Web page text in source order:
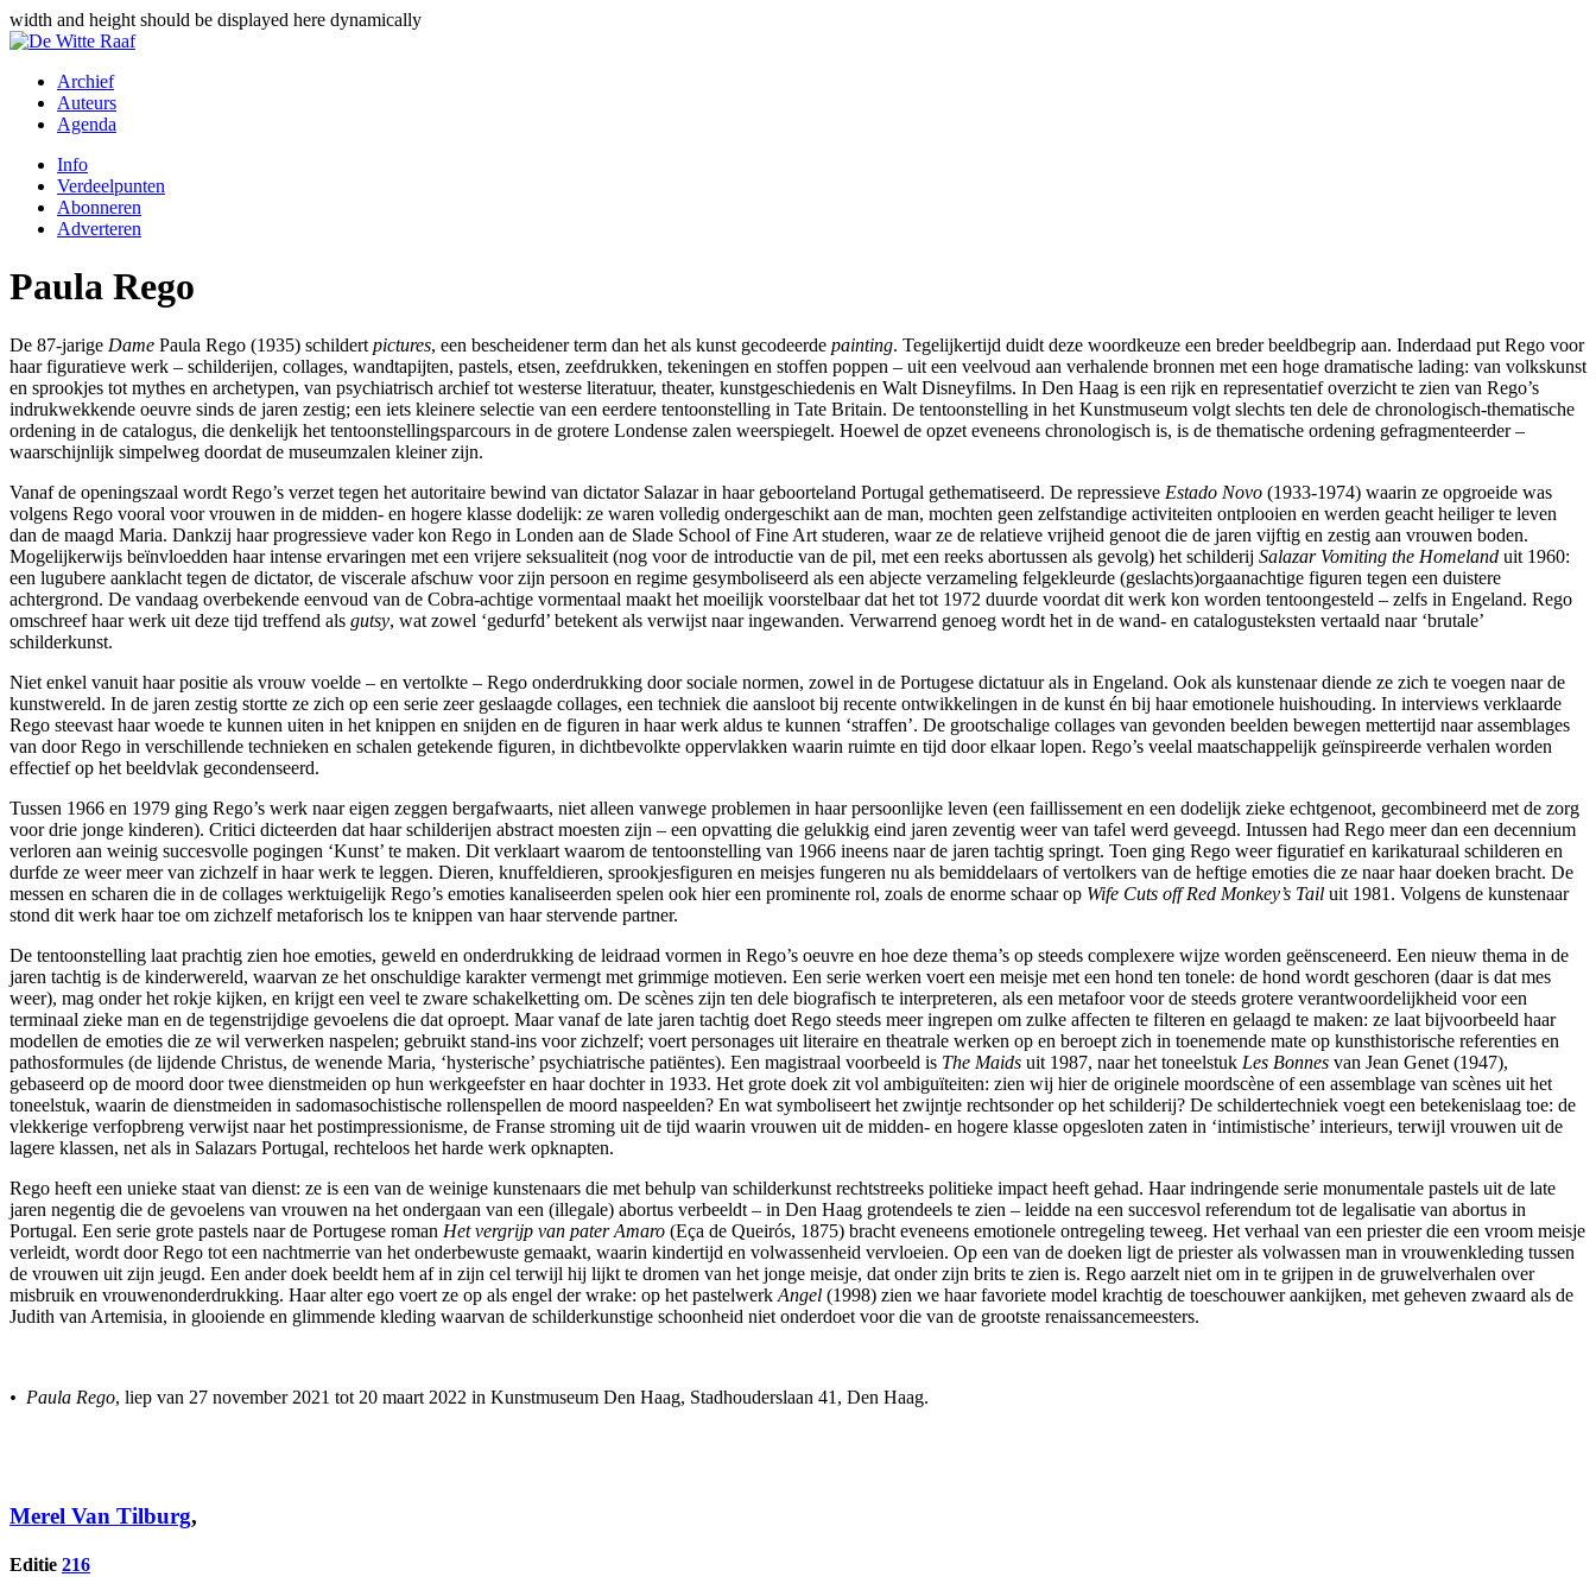
width and height should be displayed here dynamically
Archief
Auteurs
Agenda
Info
Verdeelpunten
Abonneren
Adverteren
Paula Rego
De 87-jarige Dame Paula Rego (1935) schildert pictures, een bescheidener term dan het als kunst gecodeerde painting. Tegelijkertijd duidt deze woordkeuze een breder beeldbegrip aan. Inderdaad put Rego voor
haar figuratieve werk – schilderijen, collages, wandtapijten, pastels, etsen, zeefdrukken, tekeningen en stoffen poppen – uit een veelvoud aan verhalende bronnen met een hoge dramatische lading: van volkskunst
en sprookjes tot mythes en archetypen, van psychiatrisch archief tot westerse literatuur, theater, kunstgeschiedenis en Walt Disneyfilms. In Den Haag is een rijk en representatief overzicht te zien van Rego’s
indrukwekkende oeuvre sinds de jaren zestig; een iets kleinere selectie van een eerdere tentoonstelling in Tate Britain. De tentoonstelling in het Kunstmuseum volgt slechts ten dele de chronologisch-thematische
ordening in de catalogus, die denkelijk het tentoonstellingsparcours in de grotere Londense zalen weerspiegelt. Hoewel de opzet eveneens chronologisch is, is de thematische ordening gefragmenteerder –
waarschijnlijk simpelweg doordat de museumzalen kleiner zijn.
Vanaf de openingszaal wordt Rego’s verzet tegen het autoritaire bewind van dictator Salazar in haar geboorteland Portugal gethematiseerd. De repressieve Estado Novo (1933-1974) waarin ze opgroeide was
volgens Rego vooral voor vrouwen in de midden- en hogere klasse dodelijk: ze waren volledig ondergeschikt aan de man, mochten geen zelfstandige activiteiten ontplooien en werden geacht heiliger te leven
dan de maagd Maria. Dankzij haar progressieve vader kon Rego in Londen aan de Slade School of Fine Art studeren, waar ze de relatieve vrijheid genoot die de jaren vijftig en zestig aan vrouwen boden.
Mogelijkerwijs beïnvloedden haar intense ervaringen met een vrijere seksualiteit (nog voor de introductie van de pil, met een reeks abortussen als gevolg) het schilderij Salazar Vomiting the Homeland uit 1960:
een lugubere aanklacht tegen de dictator, de viscerale afschuw voor zijn persoon en regime gesymboliseerd als een abjecte verzameling felgekleurde (geslachts)orgaanachtige figuren tegen een duistere
achtergrond. De vandaag overbekende eenvoud van de Cobra-achtige vormentaal maakt het moeilijk voorstelbaar dat het tot 1972 duurde voordat dit werk kon worden tentoongesteld – zelfs in Engeland. Rego
omschreef haar werk uit deze tijd treffend als gutsy, wat zowel ‘gedurfd’ betekent als verwijst naar ingewanden. Verwarrend genoeg wordt het in de wand- en catalogusteksten vertaald naar ‘brutale’
schilderkunst.
Niet enkel vanuit haar positie als vrouw voelde – en vertolkte – Rego onderdrukking door sociale normen, zowel in de Portugese dictatuur als in Engeland. Ook als kunstenaar diende ze zich te voegen naar de
kunstwereld. In de jaren zestig stortte ze zich op een serie zeer geslaagde collages, een techniek die aansloot bij recente ontwikkelingen in de kunst én bij haar emotionele huishouding. In interviews verklaarde
Rego steevast haar woede te kunnen uiten in het knippen en snijden en de figuren in haar werk aldus te kunnen ‘straffen’. De grootschalige collages van gevonden beelden bewegen mettertijd naar assemblages
van door Rego in verschillende technieken en schalen getekende figuren, in dichtbevolkte oppervlakken waarin ruimte en tijd door elkaar lopen. Rego’s veelal maatschappelijk geïnspireerde verhalen worden
effectief op het beeldvlak gecondenseerd.
Tussen 1966 en 1979 ging Rego’s werk naar eigen zeggen bergafwaarts, niet alleen vanwege problemen in haar persoonlijke leven (een faillissement en een dodelijk zieke echtgenoot, gecombineerd met de zorg
voor drie jonge kinderen). Critici dicteerden dat haar schilderijen abstract moesten zijn – een opvatting die gelukkig eind jaren zeventig weer van tafel werd geveegd. Intussen had Rego meer dan een decennium
verloren aan weinig succesvolle pogingen ‘Kunst’ te maken. Dit verklaart waarom de tentoonstelling van 1966 ineens naar de jaren tachtig springt. Toen ging Rego weer figuratief en karikaturaal schilderen en
durfde ze weer meer van zichzelf in haar werk te leggen. Dieren, knuffeldieren, sprookjesfiguren en meisjes fungeren nu als bemiddelaars of vertolkers van de heftige emoties die ze naar haar doeken bracht. De
messen en scharen die in de collages werktuigelijk Rego’s emoties kanaliseerden spelen ook hier een prominente rol, zoals de enorme schaar op Wife Cuts off Red Monkey’s Tail uit 1981. Volgens de kunstenaar
stond dit werk haar toe om zichzelf metaforisch los te knippen van haar stervende partner.
De tentoonstelling laat prachtig zien hoe emoties, geweld en onderdrukking de leidraad vormen in Rego’s oeuvre en hoe deze thema’s op steeds complexere wijze worden geënsceneerd. Een nieuw thema in de
jaren tachtig is de kinderwereld, waarvan ze het onschuldige karakter vermengt met grimmige motieven. Een serie werken voert een meisje met een hond ten tonele: de hond wordt geschoren (daar is dat mes
weer), mag onder het rokje kijken, en krijgt een veel te zware schakelketting om. De scènes zijn ten dele biografisch te interpreteren, als een metafoor voor de steeds grotere verantwoordelijkheid voor een
terminaal zieke man en de tegenstrijdige gevoelens die dat oproept. Maar vanaf de late jaren tachtig doet Rego steeds meer ingrepen om zulke affecten te filteren en gelaagd te maken: ze laat bijvoorbeeld haar
modellen de emoties die ze wil verwerken naspelen; gebruikt stand-ins voor zichzelf; voert personages uit literaire en theatrale werken op en beroept zich in toenemende mate op kunsthistorische referenties en
pathosformules (de lijdende Christus, de wenende Maria, ‘hysterische’ psychiatrische patiëntes). Een magistraal voorbeeld is The Maids uit 1987, naar het toneelstuk Les Bonnes van Jean Genet (1947),
gebaseerd op de moord door twee dienstmeiden op hun werkgeefster en haar dochter in 1933. Het grote doek zit vol ambiguïteiten: zien wij hier de originele moordscène of een assemblage van scènes uit het
toneelstuk, waarin de dienstmeiden in sadomasochistische rollenspellen de moord naspeelden? En wat symboliseert het zwijntje rechtsonder op het schilderij? De schildertechniek voegt een betekenislaag toe: de
vlekkerige verfopbreng verwijst naar het postimpressionisme, de Franse stroming uit de tijd waarin vrouwen uit de midden- en hogere klasse opgesloten zaten in ‘intimistische’ interieurs, terwijl vrouwen uit de
lagere klassen, net als in Salazars Portugal, rechteloos het harde werk opknapten.
Rego heeft een unieke staat van dienst: ze is een van de weinige kunstenaars die met behulp van schilderkunst rechtstreeks politieke impact heeft gehad. Haar indringende serie monumentale pastels uit de late
jaren negentig die de gevoelens van vrouwen na het ondergaan van een (illegale) abortus verbeeldt – in Den Haag grotendeels te zien – leidde na een succesvol referendum tot de legalisatie van abortus in
Portugal. Een serie grote pastels naar de Portugese roman Het vergrijp van pater Amaro (Eça de Queirós, 1875) bracht eveneens emotionele ontregeling teweeg. Het verhaal van een priester die een vroom meisje
verleidt, wordt door Rego tot een nachtmerrie van het onderbewuste gemaakt, waarin kindertijd en volwassenheid vervloeien. Op een van de doeken ligt de priester als volwassen man in vrouwenkleding tussen
de vrouwen uit zijn jeugd. Een ander doek beeldt hem af in zijn cel terwijl hij lijkt te dromen van het jonge meisje, dat onder zijn brits te zien is. Rego aarzelt niet om in te grijpen in de gruwelverhalen over
misbruik en vrouwenonderdrukking. Haar alter ego voert ze op als engel der wrake: op het pastelwerk Angel (1998) zien we haar favoriete model krachtig de toeschouwer aankijken, met geheven zwaard als de
Judith van Artemisia, in glooiende en glimmende kleding waarvan de schilderkunstige schoonheid niet onderdoet voor die van de grootste renaissancemeesters.
• Paula Rego, liep van 27 november 2021 tot 20 maart 2022 in Kunstmuseum Den Haag, Stadhouderslaan 41, Den Haag.
Merel Van Tilburg,
Editie 216